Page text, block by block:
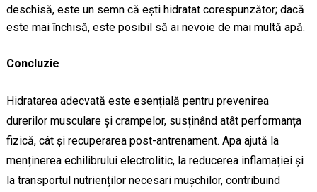
deschisă, este un semn că ești hidratat corespunzător; dacă
este mai închisă, este posibil să ai nevoie de mai multă apă.
Concluzie
Hidratarea adecvată este esențială pentru prevenirea
durerilor musculare și crampelor, susținând atât performanța
fizică, cât și recuperarea post-antrenament. Apa ajută la
menținerea echilibrului electrolitic, la reducerea inflamației și
la transportul nutrienților necesari mușchilor, contribuind